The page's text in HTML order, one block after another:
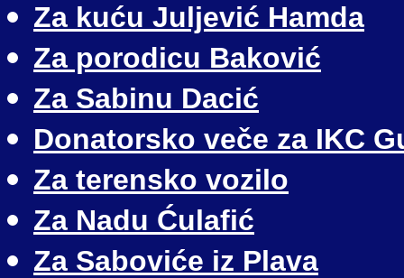
Za kuću Juljević Hamda
Za porodicu Baković
Za Sabinu Dacić
Donatorsko veče za IKC
Za terensko vozilo
Za Nadu Ćulafić
Za Saboviće iz Plava